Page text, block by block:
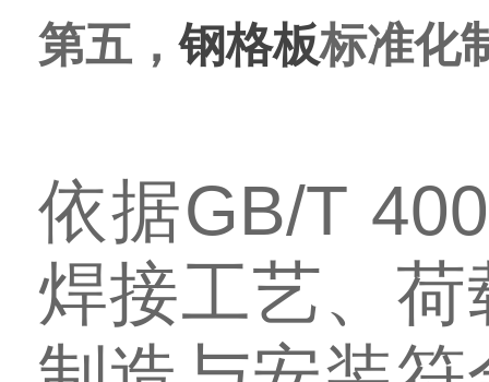
第五，钢格板标准化
依据GB/T
焊接工艺、